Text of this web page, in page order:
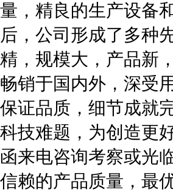
量，精良的生产设备
后，公司形成了多种
精，规模大，产品新
畅销于国内外，深受
保证品质，细节成就
科技难题，为创造更
函来电咨询考察或光
信赖的产品质量，最